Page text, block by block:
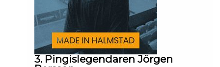
3. Pingislegendaren Jörgen